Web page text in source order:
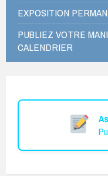
EXPOSITION
PUBLIEZ VOTRE
CALENDRIER